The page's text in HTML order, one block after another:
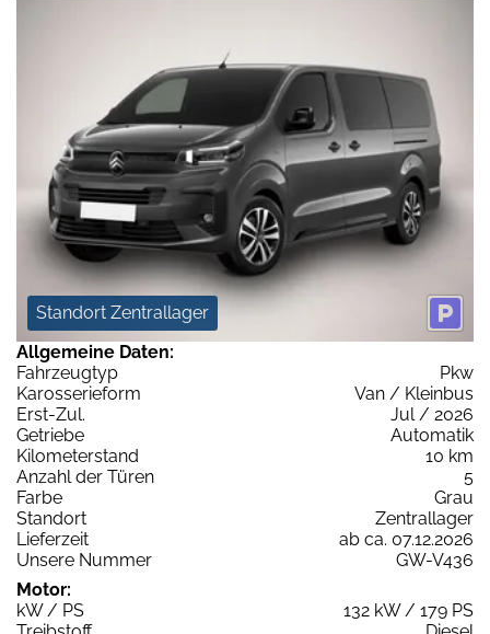
Standort Zentrallager
Allgemeine Daten:
Fahrzeugtyp
Pkw
Karosserieform
Van / Kleinbus
Erst-Zul.
Jul / 2026
Getriebe
Automatik
Kilometerstand
10 km
Anzahl der Türen
5
Farbe
Grau
Standort
Zentrallager
Lieferzeit
ab ca. 07.12.2026
Unsere Nummer
GW-V436
Motor:
kW / PS
132 kW / 179 PS